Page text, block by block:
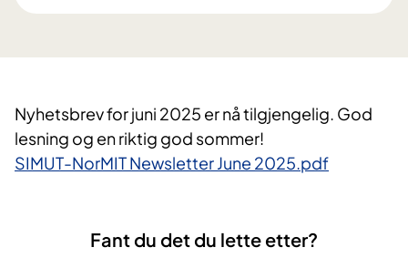
Nyhetsbrev for juni 2025 er nå tilgjengelig. God
lesning og en riktig god sommer!
SIMUT-NorMIT Newsletter June 2025.pdf
Fant du det du lette etter?